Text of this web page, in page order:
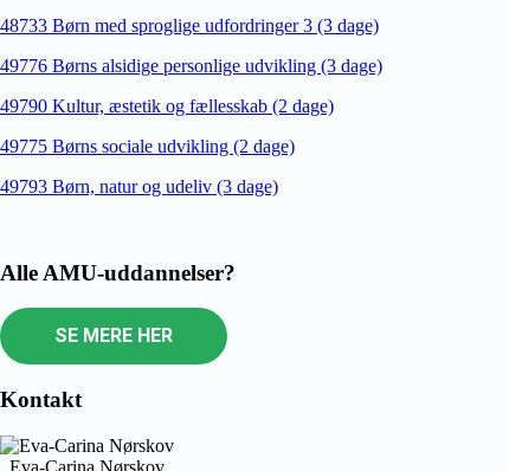
48733 Børn med sproglige udfordringer 3 (3 dage)
49776 Børns alsidige personlige udvikling (3 dage)
49790 Kultur, æstetik og fællesskab (2 dage)
49775 Børns sociale udvikling (2 dage)
49793 Børn, natur og udeliv (3 dage)
Alle AMU-uddannelser?
SE MERE HER
Kontakt
Eva-Carina Nørskov